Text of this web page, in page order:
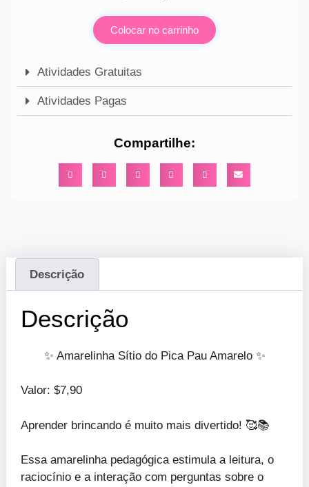
Colocar no carrinho
Atividades Gratuitas
Atividades Pagas
Compartilhe:
Descrição
Descrição
✨ Amarelinha Sítio do Pica Pau Amarelo ✨
Valor: $7,90
Aprender brincando é muito mais divertido! 🥰📚
Essa amarelinha pedagógica estimula a leitura, o
raciocínio e a interação com perguntas sobre o